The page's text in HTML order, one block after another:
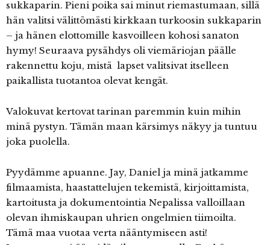
sukkaparin. Pieni poika sai minut riemastumaan, sillä
hän valitsi välittömästi kirkkaan turkoosin sukkaparin
– ja hänen elottomille kasvoilleen kohosi sanaton
hymy! Seuraava pysähdys oli viemäriojan päälle
rakennettu koju, mistä lapset valitsivat itselleen
paikallista tuotantoa olevat kengät.
Valokuvat kertovat tarinan paremmin kuin mihin
minä pystyn. Tämän maan kärsimys näkyy ja tuntuu
joka puolella.
Pyydämme apuanne. Jay, Daniel ja minä jatkamme
filmaamista, haastattelujen tekemistä, kirjoittamista,
kartoitusta ja dokumentointia Nepalissa valloillaan
olevan ihmiskaupan uhrien ongelmien tiimoilta.
Tämä maa vuotaa verta nääntymiseen asti!